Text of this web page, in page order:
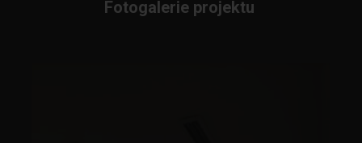
Fotogalerie projektu